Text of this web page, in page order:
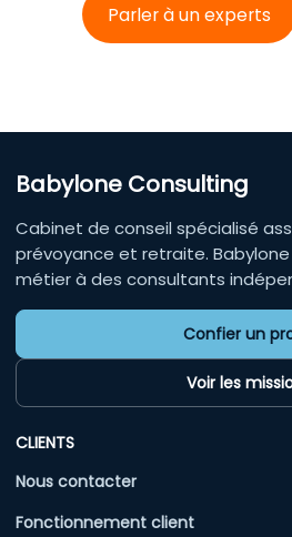
Parler à un experts
Babylone Consulting
Cabinet de conseil spécialisé
prévoyance et retraite.
métier à des consultants
Confier un
Voir les
CLIENTS
Nous contacter
Fonctionnement client